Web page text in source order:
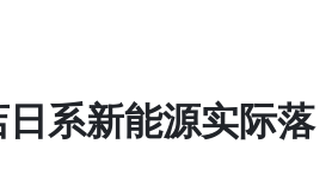
系新能源实际落